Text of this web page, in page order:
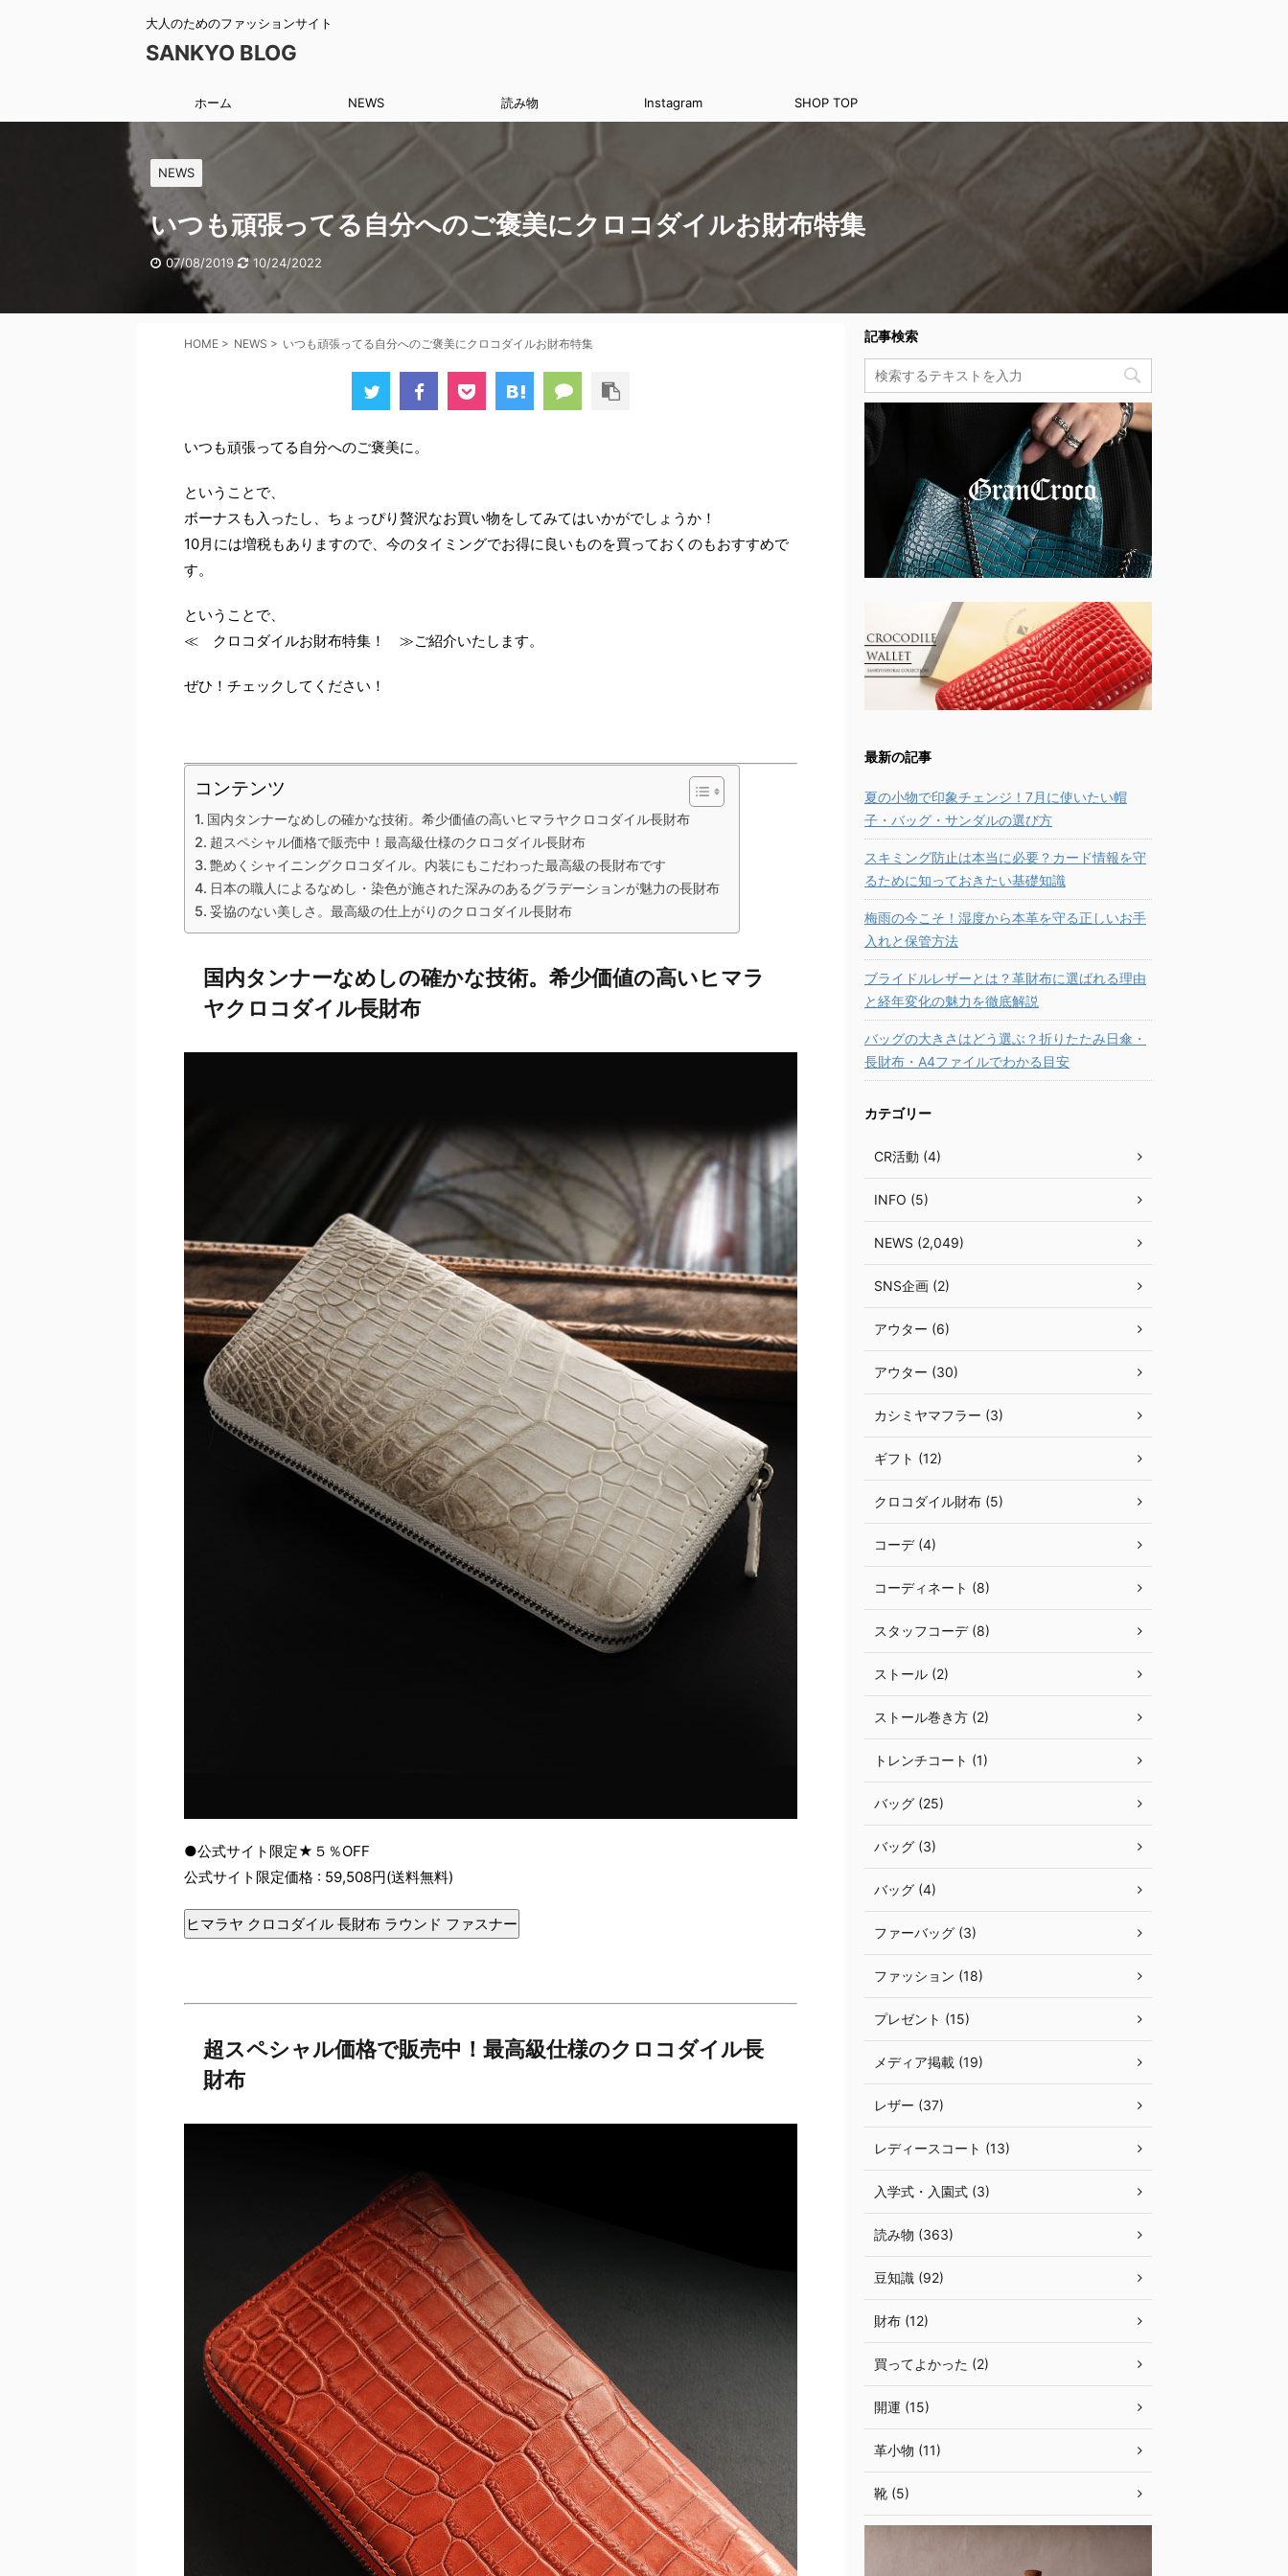
大人のためのファッションサイト
SANKYO BLOG
ホーム NEWS 読み物 Instagram SHOP TOP
NEWS
いつも頑張ってる自分へのご褒美にクロコダイルお財布特集
07/08/2019 10/24/2022
HOME > NEWS > いつも頑張ってる自分へのご褒美にクロコダイルお財布特集
いつも頑張ってる自分へのご褒美に。
ということで、
ボーナスも入ったし、ちょっぴり贅沢なお買い物をしてみてはいかがでしょうか！
10月には増税もありますので、今のタイミングでお得に良いものを買っておくのもおすすめで
す。
ということで、
≪ クロコダイルお財布特集！ ≫ご紹介いたします。
ぜひ！チェックしてください！
コンテンツ
国内タンナーなめしの確かな技術。希少価値の高いヒマラヤクロコダイル長財布
超スペシャル価格で販売中！最高級仕様のクロコダイル長財布
艶めくシャイニングクロコダイル。内装にもこだわった最高級の長財布です
日本の職人によるなめし・染色が施された深みのあるグラデーションが魅力の長財布
妥協のない美しさ。最高級の仕上がりのクロコダイル長財布
国内タンナーなめしの確かな技術。希少価値の高いヒマラ
ヤクロコダイル長財布
●公式サイト限定★５％OFF
公式サイト限定価格 : 59,508円(送料無料)
ヒマラヤ クロコダイル 長財布 ラウンド ファスナー
超スペシャル価格で販売中！最高級仕様のクロコダイル長
財布
記事検索
最新の記事
夏の小物で印象チェンジ！7月に使いたい帽
子・バッグ・サンダルの選び方
スキミング防止は本当に必要？カード情報を守
るために知っておきたい基礎知識
梅雨の今こそ！湿度から本革を守る正しいお手
入れと保管方法
ブライドルレザーとは？革財布に選ばれる理由
と経年変化の魅力を徹底解説
バッグの大きさはどう選ぶ？折りたたみ日傘・
長財布・A4ファイルでわかる目安
カテゴリー
CR活動 (4)
INFO (5)
NEWS (2,049)
SNS企画 (2)
アウター (6)
アウター (30)
カシミヤマフラー (3)
ギフト (12)
クロコダイル財布 (5)
コーデ (4)
コーディネート (8)
スタッフコーデ (8)
ストール (2)
ストール巻き方 (2)
トレンチコート (1)
バッグ (25)
バッグ (3)
バッグ (4)
ファーバッグ (3)
ファッション (18)
プレゼント (15)
メディア掲載 (19)
レザー (37)
レディースコート (13)
入学式・入園式 (3)
読み物 (363)
豆知識 (92)
財布 (12)
買ってよかった (2)
開運 (15)
革小物 (11)
靴 (5)